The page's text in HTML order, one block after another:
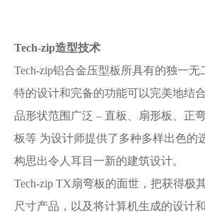
Tech-zip造型技术
Tech-zip铝合金压型板所具有的独一
特的设计和完备的功能可以完美地结
品形状范围广泛 – 直板、扇形板、正
板等 为设计师提供了多种多样出色的
构思出令人耳目一新的建筑设计。
Tech-zip TX扇弯板的面世，把获得极
尺寸产品，以及将计算机生成的设计